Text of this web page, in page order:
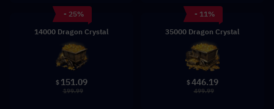
- 25%
14000 Dragon Crystal
$ 151.09
199.99
- 11%
35000 Dragon Crystal
$446.19
499.99